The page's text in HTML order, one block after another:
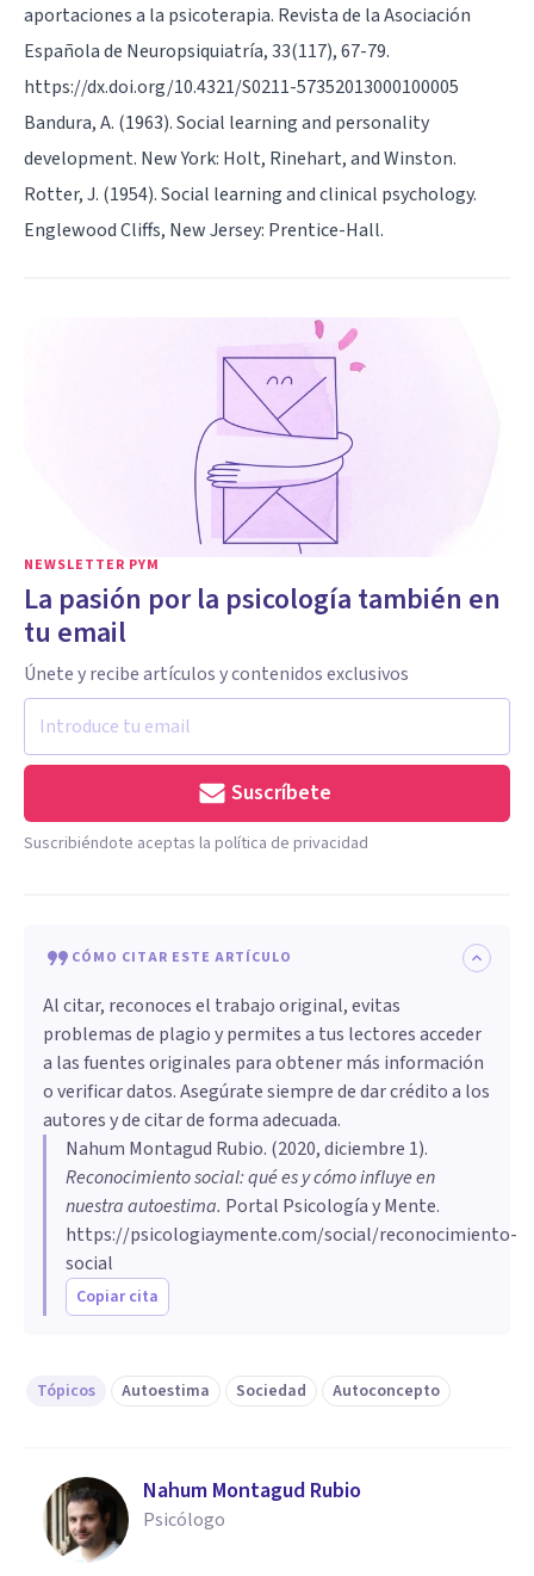
aportaciones a la psicoterapia. Revista de la Asociación
Española de Neuropsiquiatría, 33(117), 67-79.
https://dx.doi.org/10.4321/S0211-57352013000100005
Bandura, A. (1963). Social learning and personality
development. New York: Holt, Rinehart, and Winston.
Rotter, J. (1954). Social learning and clinical psychology.
Englewood Cliffs, New Jersey: Prentice-Hall.
NEWSLETTER PYM
La pasión por la psicología también en
tu email
Únete y recibe artículos y contenidos exclusivos
Suscríbete
Suscribiéndote aceptas la política de privacidad
CÓMO CITAR ESTE ARTÍCULO
Al citar, reconoces el trabajo original, evitas
problemas de plagio y permites a tus lectores acceder
a las fuentes originales para obtener más información
o verificar datos. Asegúrate siempre de dar crédito a los
autores y de citar de forma adecuada.
Nahum Montagud Rubio. (2020, diciembre 1).
Reconocimiento social: qué es y cómo influye en
nuestra autoestima. Portal Psicología y Mente.
https://psicologiaymente.com/social/reconocimiento-
social
Copiar cita
Tópicos Autoestima Sociedad Autoconcepto
Nahum Montagud Rubio
Psicólogo